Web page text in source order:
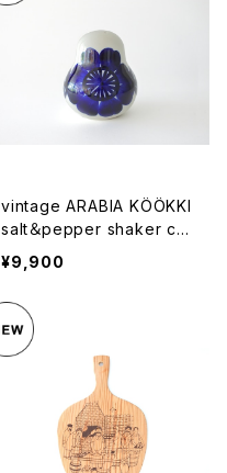
vintage ARABIA KÖÖKKI
salt＆pepper shaker co
balt / ヴィンテージ アラビ
ア ソルト＆ペッパーシェー
カー コバルトブルー
¥9,900